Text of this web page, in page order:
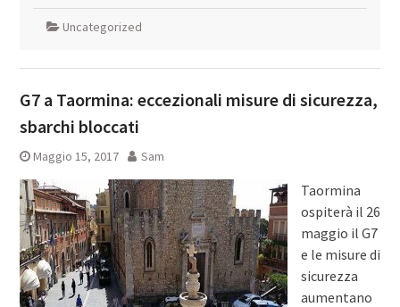
Uncategorized
G7 a Taormina: eccezionali misure di sicurezza,
sbarchi bloccati
Maggio 15, 2017 Sam
Taormina
ospiterà il 26
maggio il G7
e le misure di
sicurezza
aumentano